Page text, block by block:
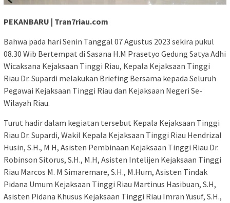
PEKANBARU | Tran7riau.com
Bahwa pada hari Senin Tanggal 07 Agustus 2023 sekira pukul
08.30 Wib Bertempat di Sasana H.M Prasetyo Gedung Satya Adhi
Wicaksana Kejaksaan Tinggi Riau, Kepala Kejaksaan Tinggi
Riau Dr. Supardi melakukan Briefing Bersama kepada Seluruh
Pegawai Kejaksaan Tinggi Riau dan Kejaksaan Negeri Se-
Wilayah Riau.
Turut hadir dalam kegiatan tersebut Kepala Kejaksaan Tinggi
Riau Dr. Supardi, Wakil Kepala Kejaksaan Tinggi Riau Hendrizal
Husin, S.H., M H, Asisten Pembinaan Kejaksaan Tinggi Riau Dr.
Robinson Sitorus, S.H., M.H, Asisten Intelijen Kejaksaan Tinggi
Riau Marcos M. M Simaremare, S.H., M.Hum, Asisten Tindak
Pidana Umum Kejaksaan Tinggi Riau Martinus Hasibuan, S.H,
Asisten Pidana Khusus Kejaksaan Tinggi Riau Imran Yusuf, S.H.,